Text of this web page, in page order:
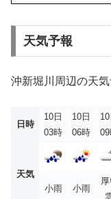
天気予報
沖新堀川周辺の天
日時
10日
03時
10日
06時
10
天気
小雨
小雨